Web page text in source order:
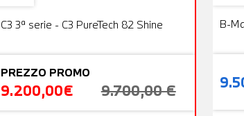
OFFERTA
C3 3ª serie - C3 PureTech 82 Shine
PREZZO PROMO
9.200,00€ 9.700,00 €
B-